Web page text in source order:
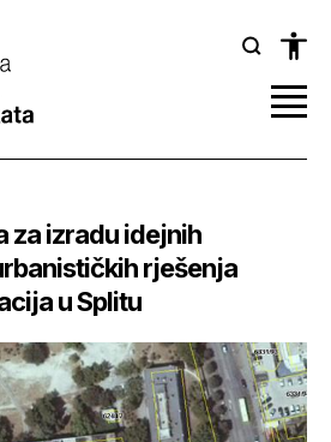
za izradu idejnih
rješenja
u Splitu